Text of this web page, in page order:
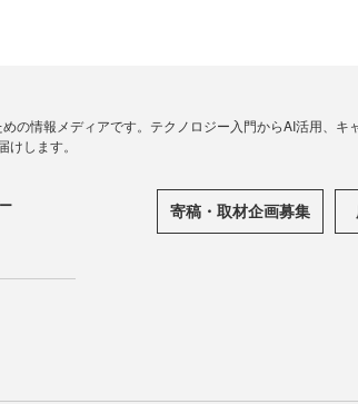
の情報メディアです。テクノロジー入門からAI活用、キ
します。
寄稿・取材企画募集